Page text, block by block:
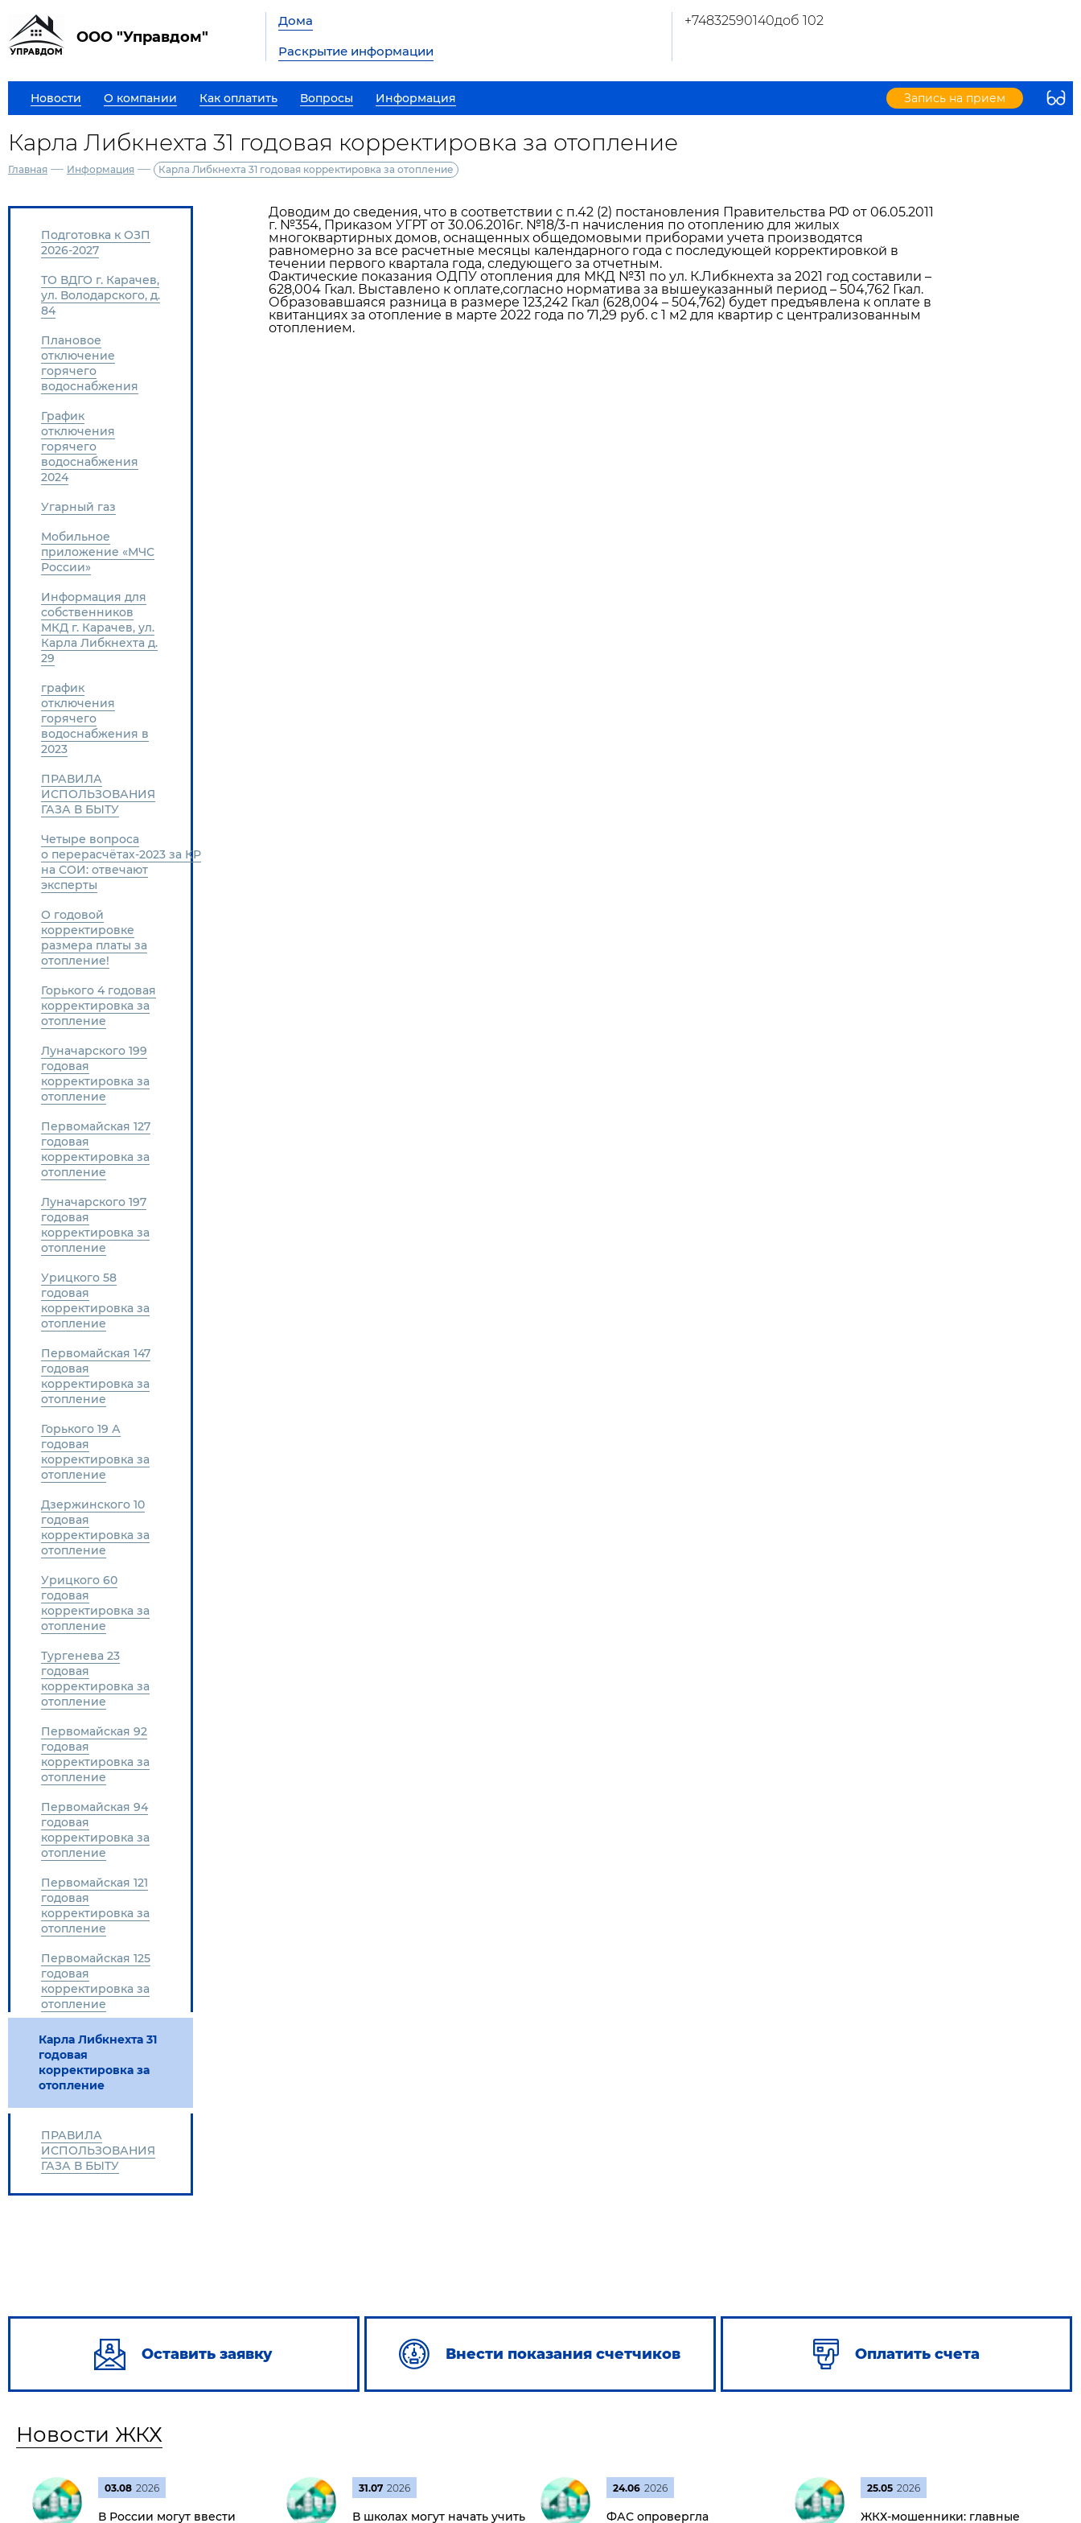
ООО "Управдом"
Дома
Раскрытие информации
+74832590140доб 102
Новости О компании Как оплатить Вопросы Информация Запись на прием
Карла Либкнехта 31 годовая корректировка за отопление
Главная — Информация — Карла Либкнехта 31 годовая корректировка за отопление
Подготовка к ОЗП
2026-2027
ТО ВДГО г. Карачев,
ул. Володарского, д.
84
Плановое
отключение
горячего
водоснабжения
График
отключения
горячего
водоснабжения
2024
Угарный газ
Мобильное
приложение «МЧС
России»
Информация для
собственников
МКД г. Карачев, ул.
Карла Либкнехта д.
29
график
отключения
горячего
водоснабжения в
2023
ПРАВИЛА
ИСПОЛЬЗОВАНИЯ
ГАЗА В БЫТУ
Четыре вопроса
о перерасчётах-2023 за КР
на СОИ: отвечают
эксперты
О годовой
корректировке
размера платы за
отопление!
Горького 4 годовая
корректировка за
отопление
Луначарского 199
годовая
корректировка за
отопление
Первомайская 127
годовая
корректировка за
отопление
Луначарского 197
годовая
корректировка за
отопление
Урицкого 58
годовая
корректировка за
отопление
Первомайская 147
годовая
корректировка за
отопление
Горького 19 А
годовая
корректировка за
отопление
Дзержинского 10
годовая
корректировка за
отопление
Урицкого 60
годовая
корректировка за
отопление
Тургенева 23
годовая
корректировка за
отопление
Первомайская 92
годовая
корректировка за
отопление
Первомайская 94
годовая
корректировка за
отопление
Первомайская 121
годовая
корректировка за
отопление
Первомайская 125
годовая
корректировка за
отопление
Карла Либкнехта 31
годовая
корректировка за
отопление
ПРАВИЛА
ИСПОЛЬЗОВАНИЯ
ГАЗА В БЫТУ
Доводим до сведения, что в соответствии с п.42 (2) постановления Правительства РФ от 06.05.2011
г. №354, Приказом УГРТ от 30.06.2016г. №18/3-п начисления по отоплению для жилых
многоквартирных домов, оснащенных общедомовыми приборами учета производятся
равномерно за все расчетные месяцы календарного года с последующей корректировкой в
течении первого квартала года, следующего за отчетным.
Фактические показания ОДПУ отопления для МКД №31 по ул. К.Либкнехта за 2021 год составили –
628,004 Гкал. Выставлено к оплате,согласно норматива за вышеуказанный период – 504,762 Гкал.
Образовавшаяся разница в размере 123,242 Гкал (628,004 – 504,762) будет предъявлена к оплате в
квитанциях за отопление в марте 2022 года по 71,29 руб. с 1 м2 для квартир с централизованным
отоплением.
Оставить заявку Внести показания счетчиков Оплатить счета
Новости ЖКХ
03.08 2026
В России могут ввести
31.07 2026
В школах могут начать учить
24.06 2026
ФАС опровергла
25.05 2026
ЖКХ-мошенники: главные